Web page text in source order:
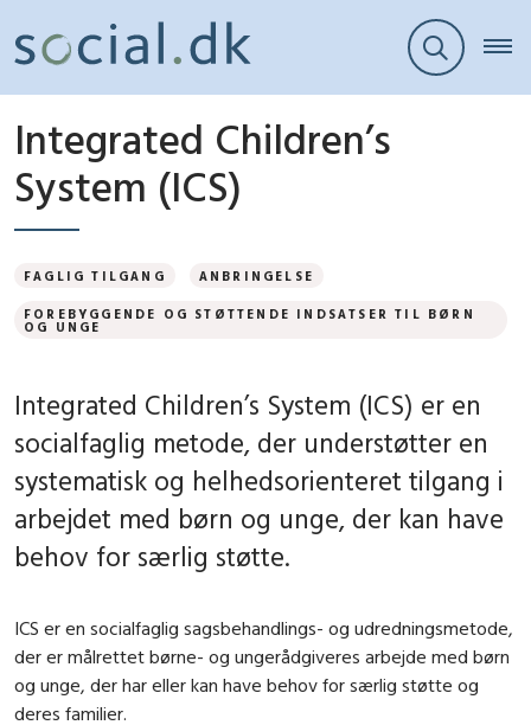
Integrated Children’s
System (ICS)
FAGLIG TILGANG ANBRINGELSE
FOREBYGGENDE OG STØTTENDE INDSATSER TIL BØRN
OG UNGE
Integrated Children’s System (ICS) er en
socialfaglig metode, der understøtter en
systematisk og helhedsorienteret tilgang i
arbejdet med børn og unge, der kan have
behov for særlig støtte.
ICS er en socialfaglig sagsbehandlings- og udredningsmetode,
der er målrettet børne- og ungerådgiveres arbejde med børn
og unge, der har eller kan have behov for særlig støtte og
deres familier.